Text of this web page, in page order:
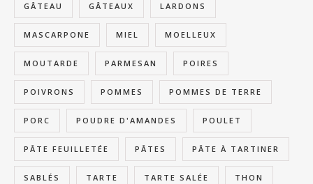
GÂTEAU GÂTEAUX LARDONS
MASCARPONE MIEL MOELLEUX
MOUTARDE PARMESAN POIRES
POIVRONS POMMES POMMES DE TERRE
PORC POUDRE D'AMANDES POULET
PÂTE FEUILLETÉE PÂTES PÂTE À TARTINER
SABLÉS TARTE TARTE SALÉE THON